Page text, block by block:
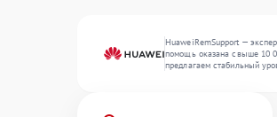
HuaweiRemSupport —
помощь оказана свыше 10
предлагаем стабильный